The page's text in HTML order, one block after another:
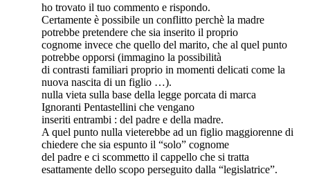
ho trovato il tuo commento e rispondo.
Certamente è possibile un conflitto perchè la madre
potrebbe pretendere che sia inserito il proprio
cognome invece che quello del marito, che al quel punto
potrebbe opporsi (immagino la possibilità
di contrasti familiari proprio in momenti delicati come la
nuova nascita di un figlio …).
nulla vieta sulla base della legge porcata di marca
Ignoranti Pentastellini che vengano
inseriti entrambi : del padre e della madre.
A quel punto nulla vieterebbe ad un figlio maggiorenne di
chiedere che sia espunto il “solo” cognome
del padre e ci scommetto il cappello che si tratta
esattamente dello scopo perseguito dalla “legislatrice”.